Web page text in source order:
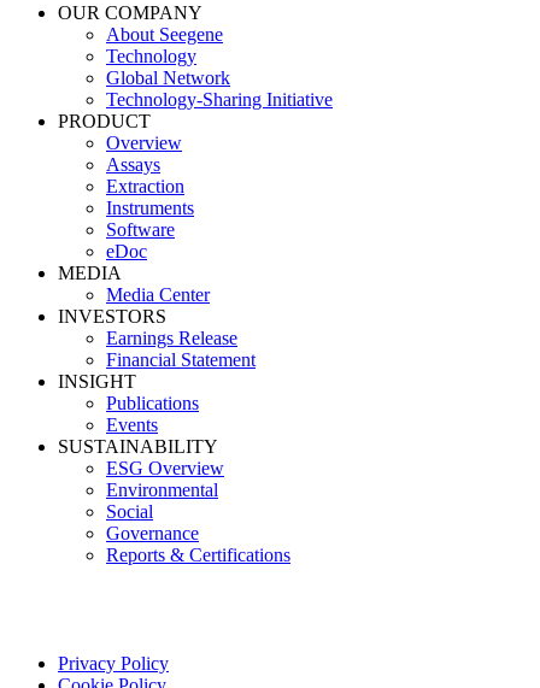
OUR COMPANY
About Seegene
Technology
Global Network
Technology-Sharing Initiative
PRODUCT
Overview
Assays
Extraction
Instruments
Software
eDoc
MEDIA
Media Center
INVESTORS
Earnings Release
Financial Statement
INSIGHT
Publications
Events
SUSTAINABILITY
ESG Overview
Environmental
Social
Governance
Reports & Certifications
Privacy Policy